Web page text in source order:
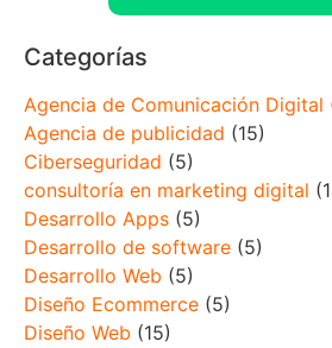
Categorías
Agencia de Comunicación Digital
Agencia de publicidad (15)
Ciberseguridad (5)
consultoría en marketing digital
Desarrollo Apps (5)
Desarrollo de software (5)
Desarrollo Web (5)
Diseño Ecommerce (5)
Diseño Web (15)